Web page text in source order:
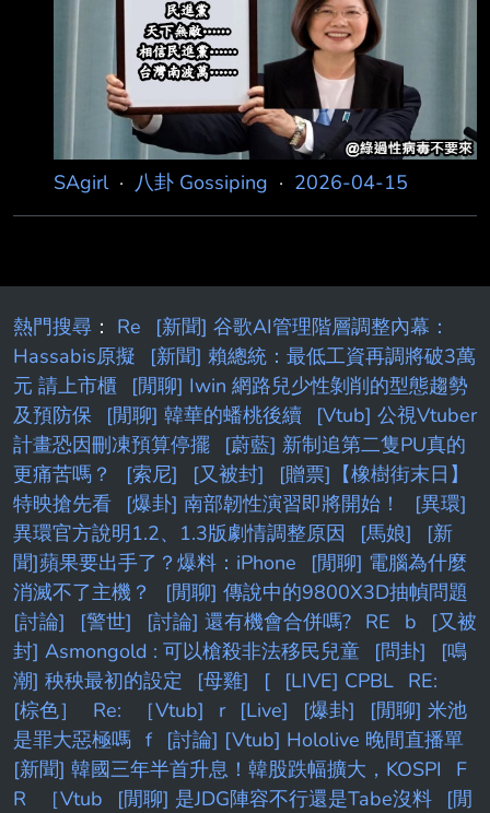
用。毒物專家指出，馬鈴薯發芽恐產生毒素「龍
葵鹼」，民眾若 不慎攝入龍葵鹼濃度達每公斤2
至5毫克，便可能出現中毒症狀；濃度達每公斤3
至6毫克， 恐有致命風險。對此，衛福部食藥署
指出，未來邊境把關措施不變，如抽驗發現龍葵
鹼超 標，仍要求整批退運。 我國開放美國發芽
馬鈴薯來
SAgirl· 八卦 Gossiping · 2026-04-15
熱門搜尋 ： Re
[新聞] 谷歌AI管理階層調整內幕：
Hassabis原擬
[新聞] 賴總統：最低工資再調將破3萬
元 請上市櫃
[閒聊] Iwin 網路兒少性剝削的型態趨勢
及預防保
[閒聊] 韓華的蟠桃後續
[Vtub] 公視Vtuber
計畫恐因刪凍預算停擺
[蔚藍] 新制追第二隻PU真的
更痛苦嗎？
[索尼] [又被封]
[贈票]【橡樹街末日】
特映搶先看
[爆卦] 南部韌性演習即將開始！
[異環]
異環官方說明1.2、1.3版劇情調整原因
[馬娘]
[新
聞]蘋果要出手了？爆料：iPhone
[閒聊] 電腦為什麼
消滅不了主機？
[閒聊] 傳說中的9800X3D抽幀問題
[討論]
[警世] [討論] 還有機會合併嗎? RE b
[又被
封] Asmongold : 可以槍殺非法移民兒童
[問卦]
[鳴
潮] 秧秧最初的設定
[母雞] [ [LIVE] CPBL RE:
[棕色］
Re: ［Vtub] r [Live] [爆卦]
[閒聊] 米池
是罪大惡極嗎 f
[討論] [Vtub] Hololive 晚間直播單
[新聞] 韓國三年半首升息！韓股跌幅擴大，KOSPI
F
R
［Vtub [閒聊] 是JDG陣容不行還是Tabe沒料
[閒